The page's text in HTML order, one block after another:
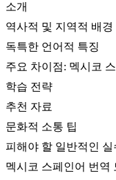
소개
역사적 및 지역적 배경
독특한 언어적 특징
주요 차이점: 멕시코
학습 전략
추천 자료
문화적 소통 팁
피해야 할 일반적인 실
멕시코 스페인어 번역